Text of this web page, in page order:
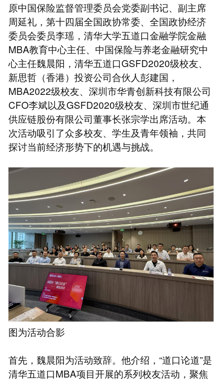
原中国保险监督管理委员会党委副书记、副主席
周延礼，第十四届全国政协常委、全国政协经济
委员会委员李瑶，清华大学五道口金融学院金融
MBA教育中心主任、中国保险与养老金融研究中
心主任魏晨阳，清华五道口GSFD2020级校友、
新思哲（香港）投资公司合伙人彭建国，
MBA2022级校友、深圳市华青创新科技有限公司
CFO李斌以及GSFD2020级校友、深圳市世纪通
供应链股份有限公司董事长张宗学出席活动。本
次活动吸引了众多校友、学生及青年领袖，共同
探讨当前经济形势下的机遇与挑战。
图为活动合影
首先，魏晨阳为活动致辞。他介绍，“道口论道”是
清华五道口MBA项目开展的系列校友活动，聚焦